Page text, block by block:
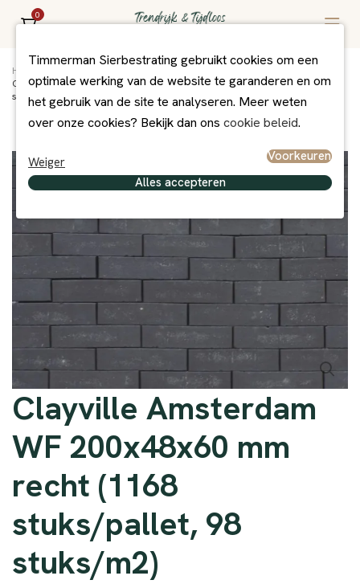
0
Home Gebakken Bestrating Getrommeld
Clayville Amsterdam WF 200x48x60 mm recht (1168 stuks/pallet, 98
stuks/m2)
Clayville Amsterdam
WF 200x48x60 mm
recht (1168
stuks/pallet, 98
stuks/m2)
Timmerman Sierbestrating gebruikt cookies om een
optimale werking van de website te garanderen en om
het gebruik van de site te analyseren. Meer weten
over onze cookies? Bekijk dan ons cookie beleid.
Weiger
Voorkeuren
Alles accepteren